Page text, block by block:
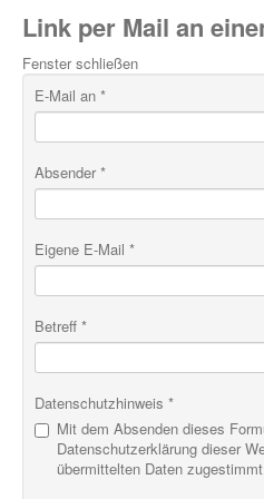
Link per Mail an
Fenster schließen
E-Mail an *
Absender *
Eigene E-Mail *
Betreff *
Datenschutzhinweis *
Mit dem Absenden dieses
Datenschutzerklärung dieser
übermittelten Daten